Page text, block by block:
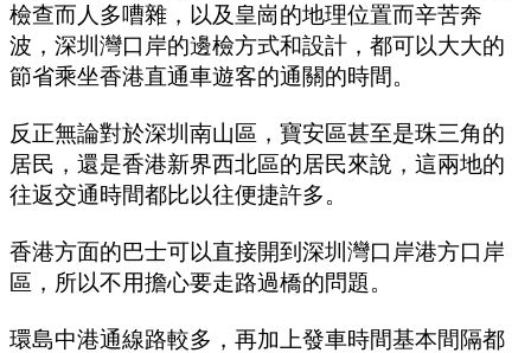
檢查而人多嘈雜，以及皇崗的地理位置而辛苦奔
波，深圳灣口岸的邊檢方式和設計，都可以大大的
節省乘坐香港直通車遊客的通關的時間。
反正無論對於深圳南山區，寶安區甚至是珠三角的
居民，還是香港新界西北區的居民來說，這兩地的
往返交通時間都比以往便捷許多。
香港方面的巴士可以直接開到深圳灣口岸港方口岸
區，所以不用擔心要走路過橋的問題。
環島中港通線路較多，再加上發車時間基本間隔都